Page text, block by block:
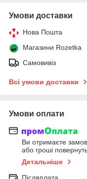
Умови доставки
Нова Пошта
Магазини Rozetka
Самовивіз
Всі умови доставки
Умови оплати
Ви отримаєте
або гроші
Детальніше